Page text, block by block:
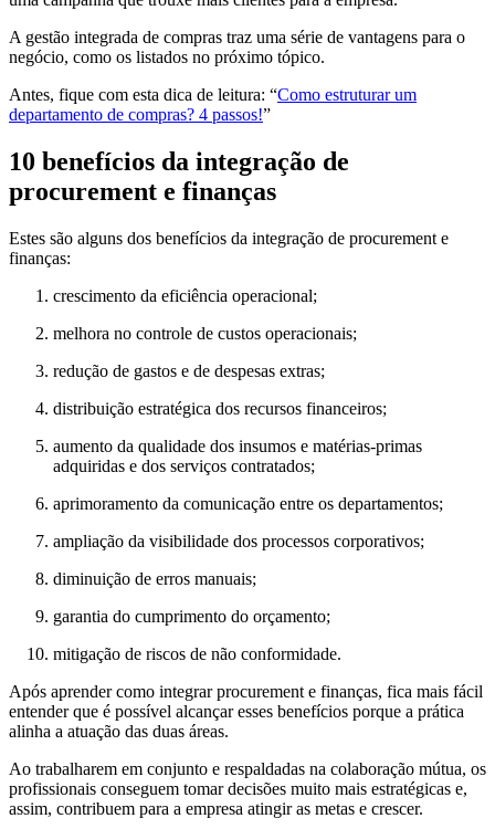
A gestão integrada de compras traz uma série de vantagens para o
negócio, como os listados no próximo tópico.
Antes, fique com esta dica de leitura: “Como estruturar um
departamento de compras? 4 passos!”
10 benefícios da integração de
procurement e finanças
Estes são alguns dos benefícios da integração de procurement e
finanças:
crescimento da eficiência operacional;
melhora no controle de custos operacionais;
redução de gastos e de despesas extras;
distribuição estratégica dos recursos financeiros;
aumento da qualidade dos insumos e matérias-primas
adquiridas e dos serviços contratados;
aprimoramento da comunicação entre os departamentos;
ampliação da visibilidade dos processos corporativos;
diminuição de erros manuais;
garantia do cumprimento do orçamento;
mitigação de riscos de não conformidade.
Após aprender como integrar procurement e finanças, fica mais fácil
entender que é possível alcançar esses benefícios porque a prática
alinha a atuação das duas áreas.
Ao trabalharem em conjunto e respaldadas na colaboração mútua, os
profissionais conseguem tomar decisões muito mais estratégicas e,
assim, contribuem para a empresa atingir as metas e crescer.